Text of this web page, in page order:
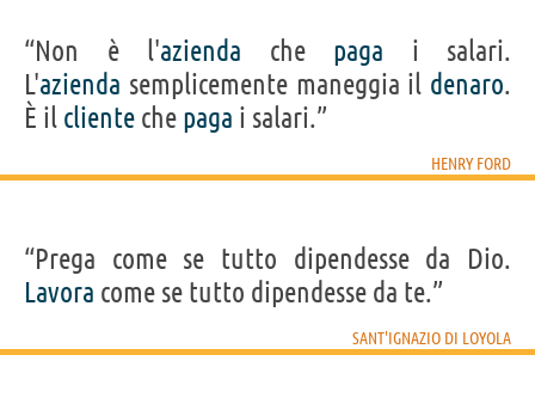
“Non è l'azienda che paga i salari.
L'azienda semplicemente maneggia il denaro.
È il cliente che paga i salari.”
HENRY FORD
“Prega come se tutto dipendesse da Dio.
Lavora come se tutto dipendesse da te.”
SANT'IGNAZIO DI LOYOLA